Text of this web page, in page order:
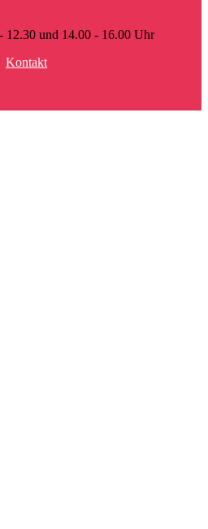
12.30 und 14.00 - 16.00 Uhr
Kontakt